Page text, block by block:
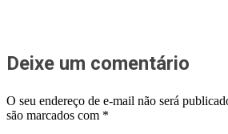
Deixe um comentário
O seu endereço de e-mail não será
são marcados com *